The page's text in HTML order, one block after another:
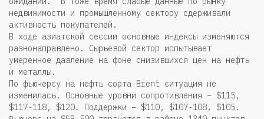
недвижимости и промышленному сектору сдерживали
активность покупателей.
В ходе азиатской сессии основные индексы изменяются
разнонаправлено. Сырьевой сектор испытывает
умеренное давление на фоне снизившихся цен на нефть
и металлы.
По фьючерсу на нефть сорта Brent ситуация не
изменилась. Основные уровни сопротивления – $115,
$117-118, $120. Поддержки – $110, $107-108, $105.